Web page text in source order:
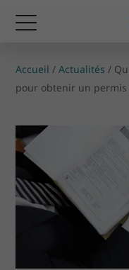
Accueil /Actualités /
pour obtenir un permis